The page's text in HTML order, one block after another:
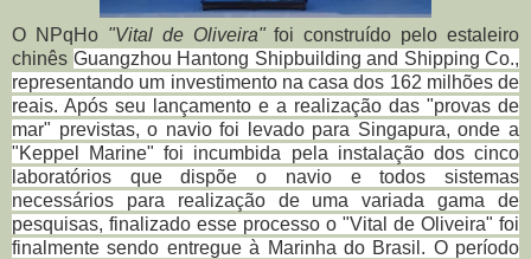
O NPqHo "Vital de Oliveira"foi construído pelo estaleiro
chinês Guangzhou Hantong Shipbuilding and Shipping Co.,
representando um investimento na casa dos 162 milhões de
reais. Após seu lançamento e a realização das "provas de
mar" previstas, o navio foi levado para Singapura, onde a
"Keppel Marine" foi incumbida pela instalação dos cinco
laboratórios que dispõe o navio e todos sistemas
necessários para realização de uma variada gama de
pesquisas, finalizado esse processo o "Vital de Oliveira" foi
finalmente sendo entregue à Marinha do Brasil. O período